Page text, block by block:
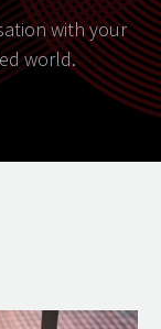
with your
world.